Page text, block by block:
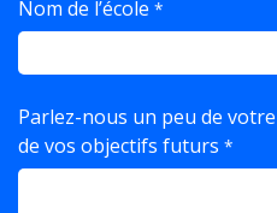
Nom de l’école​ *
Parlez-nous un peu de
de vos objectifs futurs *